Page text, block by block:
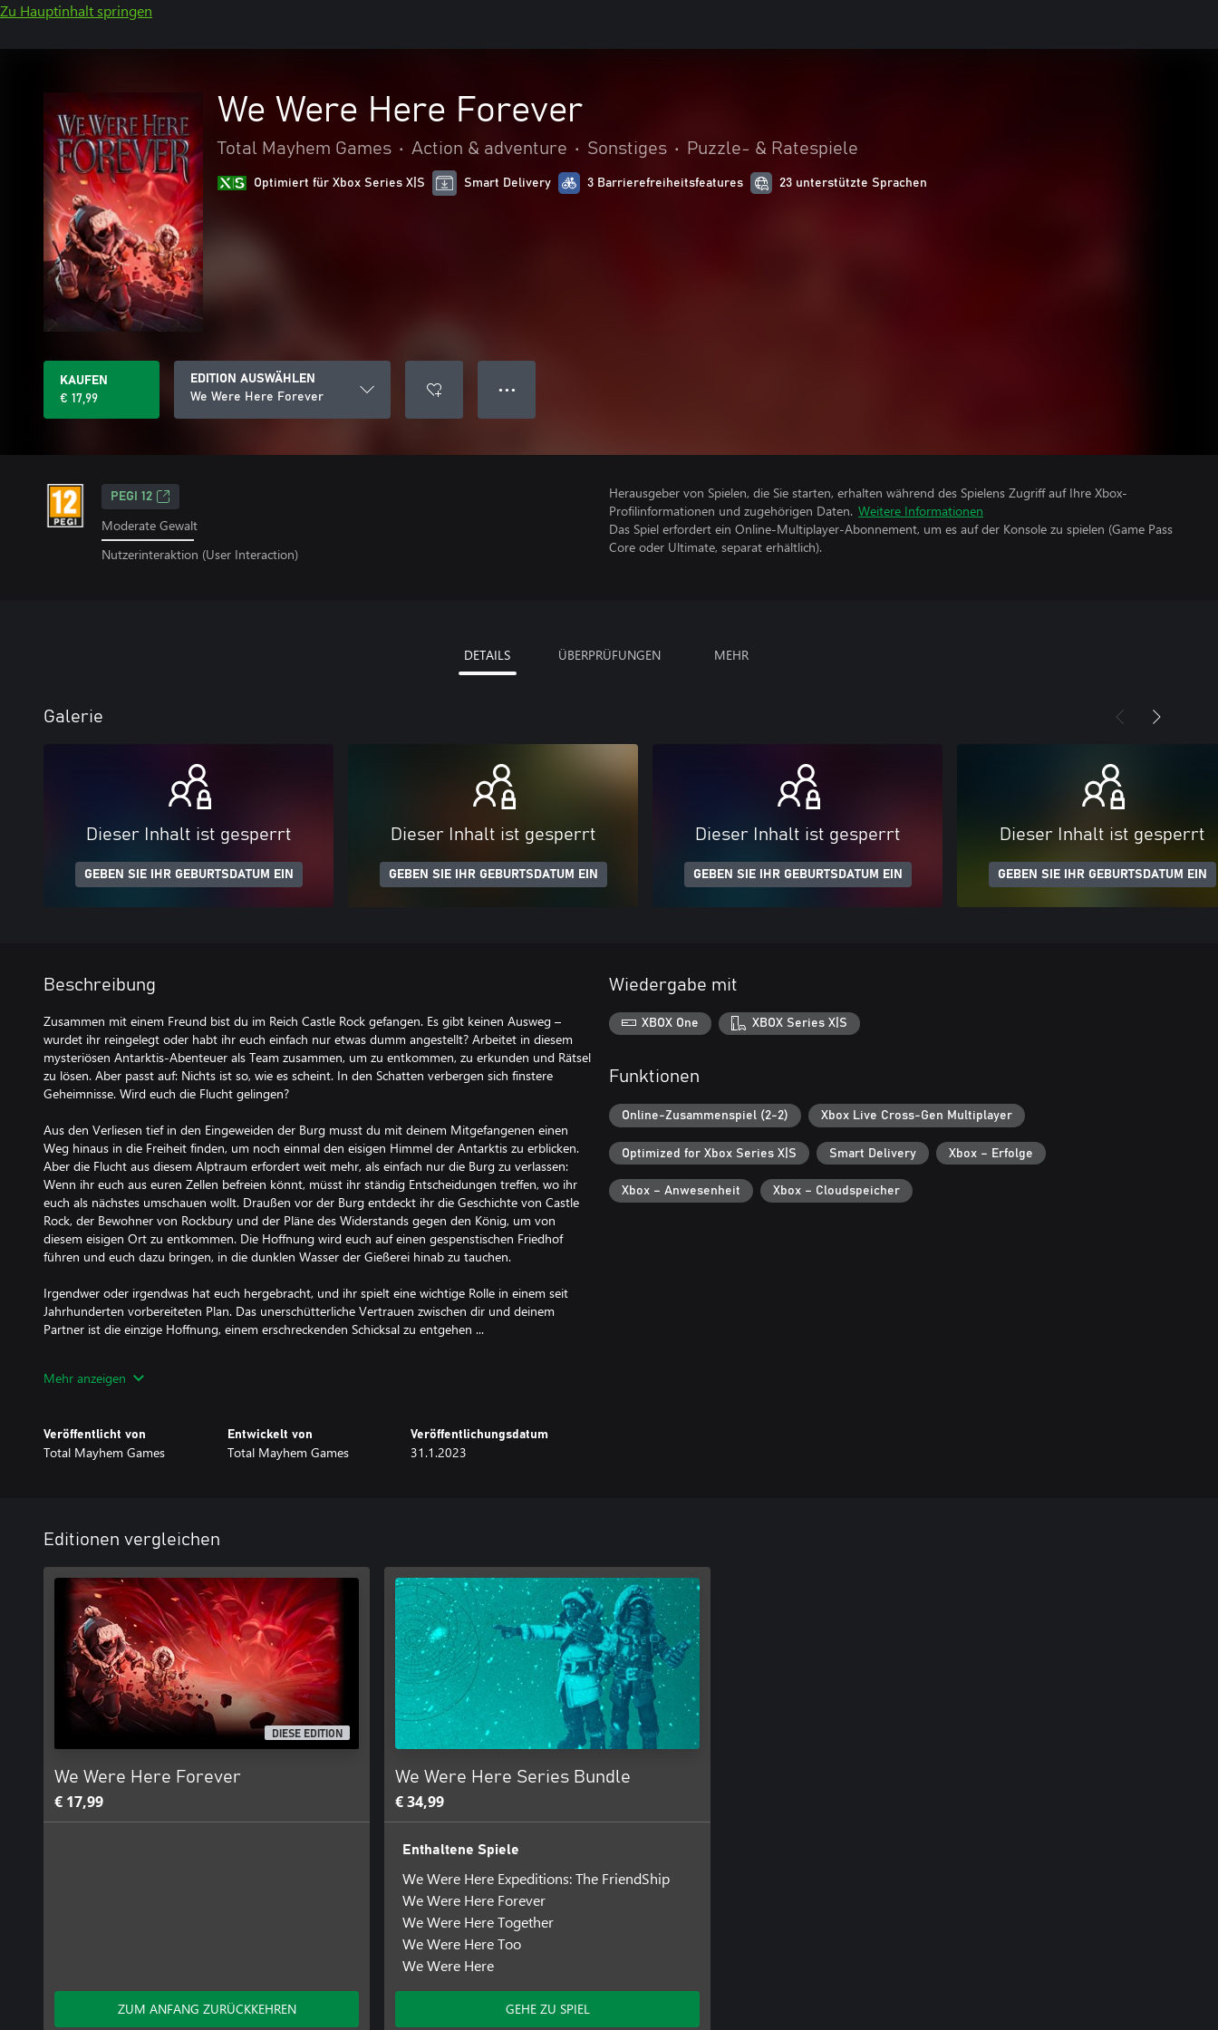
Zu Hauptinhalt springen
We Were Here Forever
Total Mayhem Games • Action & adventure • Sonstiges • Puzzle- & Ratespiele
Optimiert für Xbox Series X|S Smart Delivery 3 Barrierefreiheitsfeatures 23 unterstützte Sprachen
KAUFEN
€ 17,99
EDITION AUSWÄHLEN
We Were Here Forever
● ● ●
PEGI 12
Moderate Gewalt
Nutzerinteraktion (User Interaction)
Herausgeber von Spielen, die Sie starten, erhalten während des Spielens Zugriff auf Ihre Xbox-
Profilinformationen und zugehörigen Daten. Weitere Informationen
Das Spiel erfordert ein Online-Multiplayer-Abonnement, um es auf der Konsole zu spielen (Game Pass
Core oder Ultimate, separat erhältlich).
DETAILS ÜBERPRÜFUNGEN MEHR
Galerie
Dieser Inhalt ist gesperrt
GEBEN SIE IHR GEBURTSDATUM EIN
Dieser Inhalt ist gesperrt
GEBEN SIE IHR GEBURTSDATUM EIN
Dieser Inhalt ist gesperrt
GEBEN SIE IHR GEBURTSDATUM EIN
Dieser Inhalt ist gesperrt
GEBEN SIE IHR GEBURTSDATUM EIN
Beschreibung
Zusammen mit einem Freund bist du im Reich Castle Rock gefangen. Es gibt keinen Ausweg –
wurdet ihr reingelegt oder habt ihr euch einfach nur etwas dumm angestellt? Arbeitet in diesem
mysteriösen Antarktis-Abenteuer als Team zusammen, um zu entkommen, zu erkunden und Rätsel
zu lösen. Aber passt auf: Nichts ist so, wie es scheint. In den Schatten verbergen sich finstere
Geheimnisse. Wird euch die Flucht gelingen?
Aus den Verliesen tief in den Eingeweiden der Burg musst du mit deinem Mitgefangenen einen
Weg hinaus in die Freiheit finden, um noch einmal den eisigen Himmel der Antarktis zu erblicken.
Aber die Flucht aus diesem Alptraum erfordert weit mehr, als einfach nur die Burg zu verlassen:
Wenn ihr euch aus euren Zellen befreien könnt, müsst ihr ständig Entscheidungen treffen, wo ihr
euch als nächstes umschauen wollt. Draußen vor der Burg entdeckt ihr die Geschichte von Castle
Rock, der Bewohner von Rockbury und der Pläne des Widerstands gegen den König, um von
diesem eisigen Ort zu entkommen. Die Hoffnung wird euch auf einen gespenstischen Friedhof
führen und euch dazu bringen, in die dunklen Wasser der Gießerei hinab zu tauchen.
Irgendwer oder irgendwas hat euch hergebracht, und ihr spielt eine wichtige Rolle in einem seit
Jahrhunderten vorbereiteten Plan. Das unerschütterliche Vertrauen zwischen dir und deinem
Partner ist die einzige Hoffnung, einem erschreckenden Schicksal zu entgehen ...
dafür ein funktionierendes, kompatibles Mikrofon und eine Internetverbindung.
Hast du jedes Spiel der Serie gespielt? We Were Here, We Were Here Too, We Were Here Together,
We Were Here Forever, & We Were Here Expeditions: The FriendShip!
Mehr anzeigen
Veröffentlicht von
Total Mayhem Games
Entwickelt von
Total Mayhem Games
Veröffentlichungsdatum
31.1.2023
Wiedergabe mit
XBOX One XBOX Series X|S
Funktionen
Online-Zusammenspiel (2-2) Xbox Live Cross-Gen Multiplayer
Optimized for Xbox Series X|S Smart Delivery Xbox – Erfolge
Xbox – Anwesenheit Xbox – Cloudspeicher
Editionen vergleichen
DIESE EDITION
We Were Here Forever
€ 17,99
ZUM ANFANG ZURÜCKKEHREN
We Were Here Series Bundle
€ 34,99
Enthaltene Spiele
We Were Here Expeditions: The FriendShip
We Were Here Forever
We Were Here Together
We Were Here Too
We Were Here
GEHE ZU SPIEL